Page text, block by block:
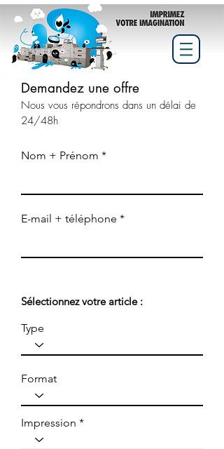
Demandez une offre
Nous vous répondrons dans un délai de
24/48h
Nom + Prénom
E-mail + téléphone
Sélectionnez votre article :
Type
Format
Impression